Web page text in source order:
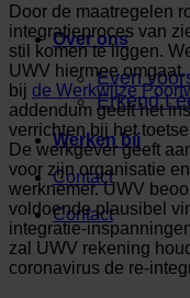
Over ons
Even
Erkend
Werken bij
Contact
Contact
Door de maatregelen
integratieproces van
stil komen te liggen.
UWV hiermee
bij de Werkwijze
addendum geeft het
verrichten bij het
De werkgever geeft
voor zijn organisatie
werknemer. UWV
voldoende plausibel
integratie-
zal UWV rekening
coronavirus de re-